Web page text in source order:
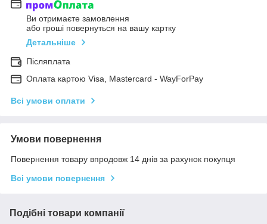
Ви отримаєте замовлення
або гроші повернуться на вашу картку
Детальніше
Післяплата
Оплата картою Visa, Mastercard - WayForPay
Всі умови оплати
Умови повернення
Повернення товару впродовж 14 днів за рахунок покупця
Всі умови повернення
Подібні товари компанії